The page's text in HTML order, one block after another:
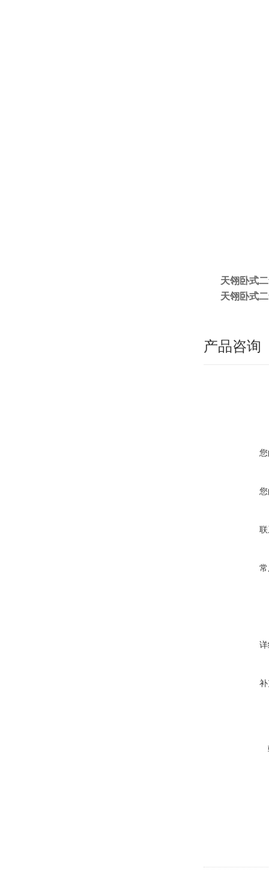
天翎卧式
天翎卧式
产品咨询